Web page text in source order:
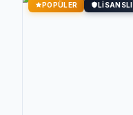
POPÜLER LISANSLI